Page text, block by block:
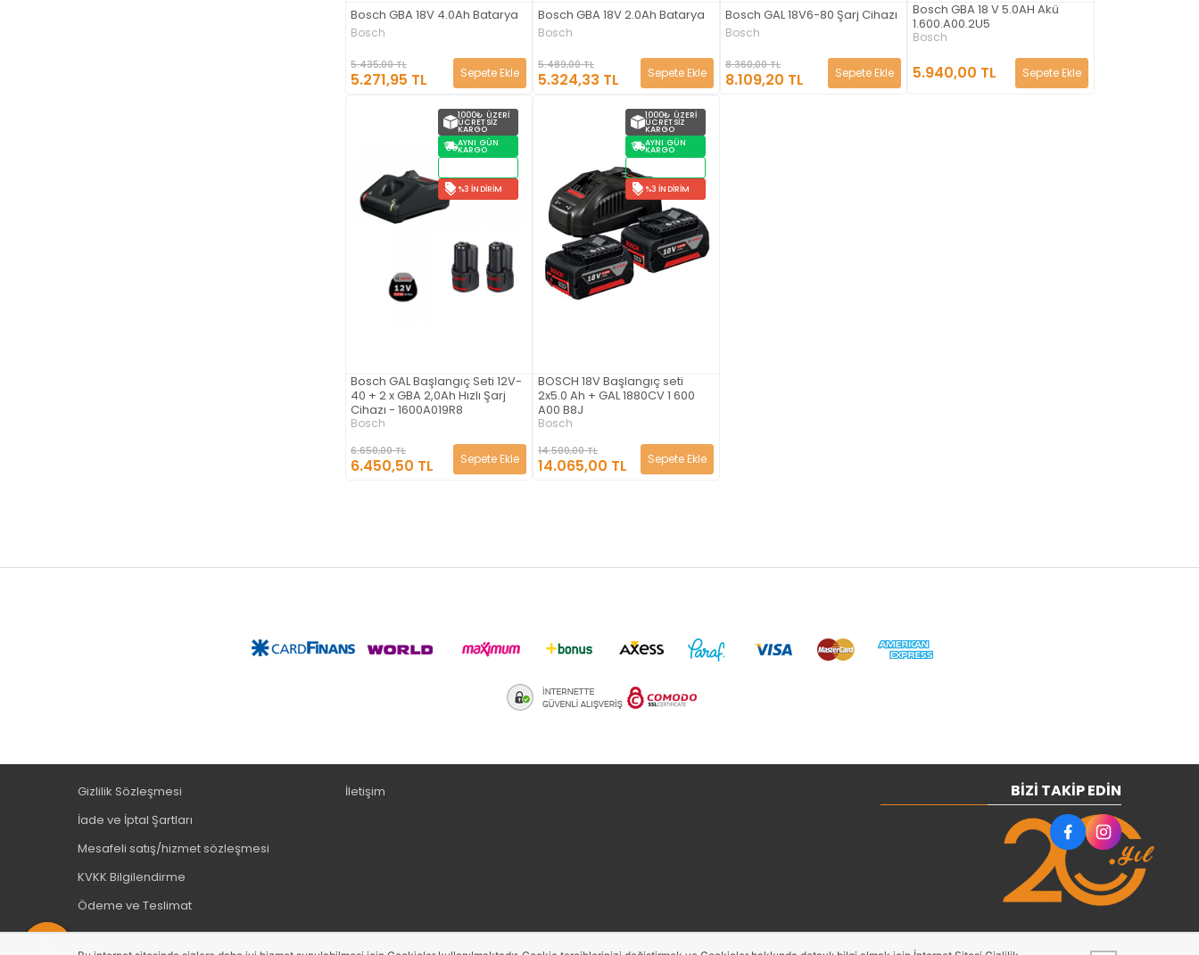
Bosch GBA 18V 4.0Ah Batarya
Bosch
5.435,00 TL
5.271,95 TL Sepete Ekle
Bosch GBA 18V 2.0Ah Batarya
Bosch
5.489,00 TL
5.324,33 TL Sepete Ekle
Bosch GAL 18V6-80 Şarj Cihazı
Bosch
8.360,00 TL
8.109,20 TL Sepete Ekle
Bosch GBA 18 V 5.0AH Akü
1.600.A00.2U5
Bosch
5.940,00 TL Sepete Ekle
1000₺ ÜZERI
ÜCRETSIZ
KARGO
AYNI GÜN
KARGO
%3 İNDIRIM
Bosch GAL Başlangıç Seti 12V-
40 + 2 x GBA 2,0Ah Hızlı Şarj
Cihazı - 1600A019R8
Bosch
6.650,00 TL
6.450,50 TL Sepete Ekle
1000₺ ÜZERI
ÜCRETSIZ
KARGO
AYNI GÜN
KARGO
%3 İNDIRIM
BOSCH 18V Başlangıç seti
2x5.0 Ah + GAL 1880CV 1 600
A00 B8J
Bosch
14.500,00 TL
14.065,00 TL Sepete Ekle
Gizlilik Sözleşmesi
İade ve İptal Şartları
Mesafeli satış/hizmet sözleşmesi
KVKK Bilgilendirme
Ödeme ve Teslimat
İletişim BIZI TAKIP EDIN